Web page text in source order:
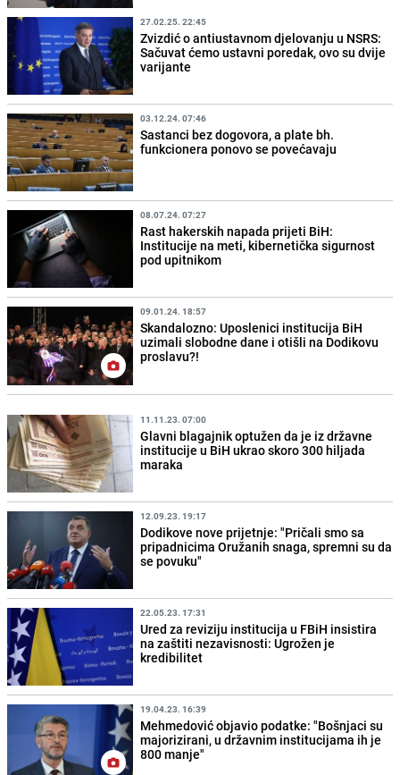
27.02.25. 22:45
Zvizdić o antiustavnom djelovanju u NSRS:
Sačuvat ćemo ustavni poredak, ovo su dvije
varijante
03.12.24. 07:46
Sastanci bez dogovora, a plate bh.
funkcionera ponovo se povećavaju
08.07.24. 07:27
Rast hakerskih napada prijeti BiH:
Institucije na meti, kibernetička sigurnost
pod upitnikom
09.01.24. 18:57
Skandalozno: Uposlenici institucija BiH
uzimali slobodne dane i otišli na Dodikovu
proslavu?!
11.11.23. 07:00
Glavni blagajnik optužen da je iz državne
institucije u BiH ukrao skoro 300 hiljada
maraka
12.09.23. 19:17
Dodikove nove prijetnje: "Pričali smo sa
pripadnicima Oružanih snaga, spremni su da
se povuku"
22.05.23. 17:31
Ured za reviziju institucija u FBiH insistira
na zaštiti nezavisnosti: Ugrožen je
kredibilitet
19.04.23. 16:39
Mehmedović objavio podatke: "Bošnjaci su
majorizirani, u državnim institucijama ih je
800 manje"